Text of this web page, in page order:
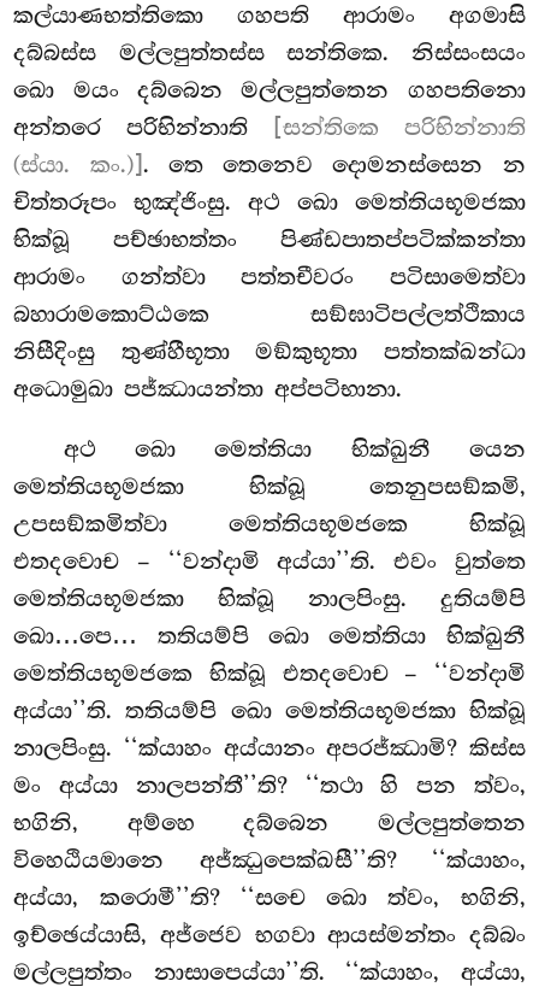
කල්යාණභත්තිකො ගහපති ආරාමං අගමාසි
දබ්බස්ස මල්ලපුත්තස්සසන්තිකෙ. නිස්සංසයං
ඛො මයං දබ්බෙන මල්ලපුත්තෙන ගහපතිනො
අන්තරෙ පරිභින්නාති
[සන්තිකෙ පරිභින්නාති
(ස්යා. කං.)] . තෙ තෙනෙව දොමනස්සෙන න
චිත්තරූපං භුඤ්ජිංසු. අථ ඛො මෙත්තියභූමජකා
භික්ඛූ පච්ඡාභත්තං පිණ්ඩපාතප්පටික්කන්තා
ආරාමං ගන්ත්වා පත්තචීවරං පටිසාමෙත්වා
බහාරාමකොට්ඨකෙ සඞ්ඝාටිපල්ලත්ථිකාය
නිසීදිංසු තුණ්හීභූතා මඞ්කුභූතා පත්තක්ඛන්ධා
අධොමුඛා පජ්ඣායන්තාඅප්පටිභානා.
අථ ඛො මෙත්තියා භික්ඛුනී යෙන
මෙත්තියභූමජකා භික්ඛූ තෙනුපසඞ්කමි,
උපසඞ්කමිත්වා මෙත්තියභූමජකෙ භික්ඛූ
එතදවොච – ‘‘වන්දාමි අය්යා’’ති. එවං වුත්තෙ
මෙත්තියභූමජකා භික්ඛූ නාලපිංසු. දුතියම්පි
ඛො…පෙ… තතියම්පි ඛො මෙත්තියා භික්ඛුනී
මෙත්තියභූමජකෙ භික්ඛූ එතදවොච – ‘‘වන්දාමි
අය්යා’’ති. තතියම්පි ඛො මෙත්තියභූමජකා භික්ඛූ
නාලපිංසු. ‘‘ක්යාහං අය්යානං අපරජ්ඣාමි? කිස්ස
මං අය්යා නාලපන්තී’’ති? ‘‘තථා හි පන ත්වං,
භගිනි, අම්හෙ දබ්බෙන මල්ලපුත්තෙන
විහෙඨියමානෙ අජ්ඣුපෙක්ඛසී’’ති? ‘‘ක්යාහං,
අය්යා, කරොමී’’ති? ‘‘සචෙ ඛො ත්වං, භගිනි,
ඉච්ඡෙය්යාසි, අජ්ජෙව භගවා ආයස්මන්තං දබ්බං
මල්ලපුත්තං නාසාපෙය්යා’’ති. ‘‘ක්යාහං, අය්යා,